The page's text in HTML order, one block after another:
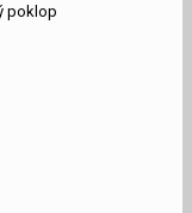
poklop